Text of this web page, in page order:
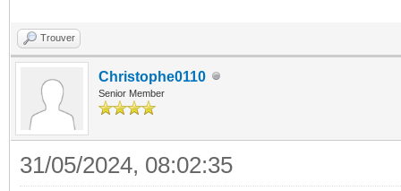
Trouver
Christophe0110
Senior Member
31/05/2024, 08:02:35